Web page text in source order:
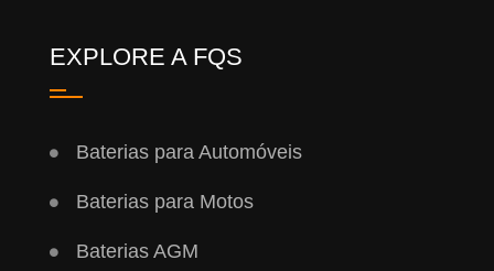
EXPLORE A FQS
Baterias para Automóveis
Baterias para Motos
Baterias AGM